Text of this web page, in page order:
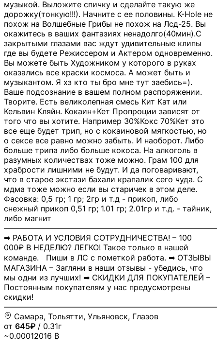
музыкой. Выложите спичку и сделайте такую же
дорожку(тонкую!!!). Начните с ее половины. K-Hole не
похож на Волшебные Грибы не похож на Лсд-25. Вы
окажитесь в ваших фантазиях ненадолго(40мин).С
закрытыми глазами вас ждут удивительные клипы
где вы будете Режиссером и Актером одновременно.
Вы можете быть Художником у которого в руках
оказались все краски космоса. А может быть и
музыкантом. Я хз кто ты бро мне тут заебись=).
Ваше подсознание в вашем полном распоряжении.
Творите. Есть великолепная смесь Кит Кат или
Кельвин Кляйн. Кокаин+Кет Пропроции зависят от
того что вы хотите. Например 30%Кокс 70%Кет это
все еще будет трип, но с кокаиновой мягкостью, но
о сексе все равно можно забыть. И наоборот. Либо
больше трипа либо больше кокоса. На алкоголь в
разумных количествах тоже можно. Грам 100 для
храбрости лишними не будут. И да поговаривают,
что в старое экстази бахали крапалик сего чуда. С
мдма тоже можно если вы старичек в этом деле.
Фасовка: 0,5 гр; 1 гр; 2гр и т.д - прикоп, либо
снежный прикоп 0,51 гр; 1.01 гр; 2.01гр и т.д. - тайник,
либо магнит
➡ РАБОТА И УСЛОВИЯ СОТРУДНИЧЕСТВА! – 100
000₽ В НЕДЕЛЮ? ЛЕГКО! Такое только в нашей
команде. Пиши в ЛС с пометкой работа. ➡ ОТЗЫВЫ
МАГАЗИНА – Загляни в наши отзывы - убедись, что
мы одни из лучших! ➡ СКИДКИ ДЛЯ ПОКУПАТЕЛЕЙ –
Постоянным покупателям у нас предусмотрены
скидки!
Самара, Тольятти, Ульяновск, Глазов
от 645₽ / 0.31г
~0.00012016 ₿